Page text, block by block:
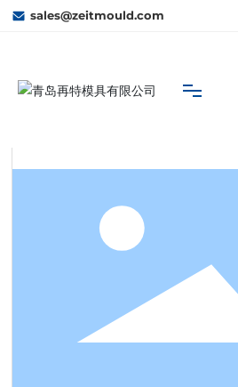
sales@zeitmould.com
网站首页
首页 产品中心 水室 W24